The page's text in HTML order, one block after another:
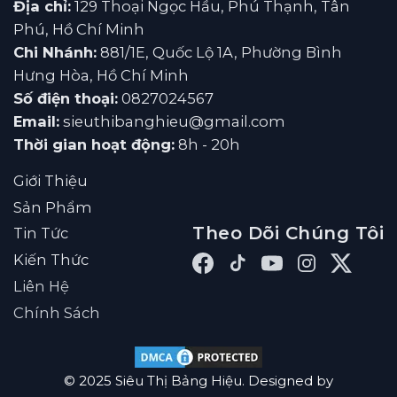
Địa chỉ: 129 Thoại Ngọc Hầu, Phú Thạnh, Tân
Phú, Hồ Chí Minh
Chi Nhánh: 881/1E, Quốc Lộ 1A, Phường Bình
Hưng Hòa, Hồ Chí Minh
Số điện thoại: 0827024567
Email: sieuthibanghieu@gmail.com
Thời gian hoạt động: 8h - 20h
Giới Thiệu
Sản Phẩm
Tin Tức
Kiến Thức
Liên Hệ
Chính Sách
Theo Dõi Chúng Tôi
© 2025 Siêu Thị Bảng Hiệu. Designed by